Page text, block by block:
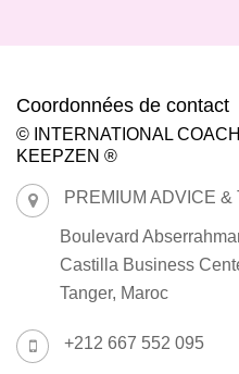
Coordonnées de contact
© INTERNATIONAL
KEEPZEN ®
PREMIUM ADVICE
Boulevard
Castilla Business
Tanger, Maroc
+212 667 552 095